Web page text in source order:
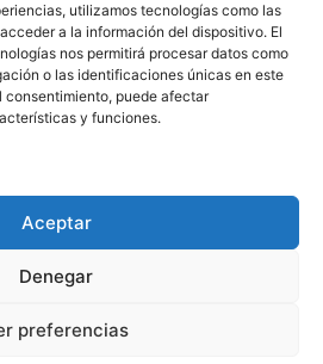
utilizamos tecnologías como las
a la información del dispositivo. El
nos permitirá procesar datos como
o las identificaciones únicas en este
consentimiento, puede afectar
y funciones.
Aceptar
Denegar
preferencias
de acuerdo» para
Youtube
DE COOKIES